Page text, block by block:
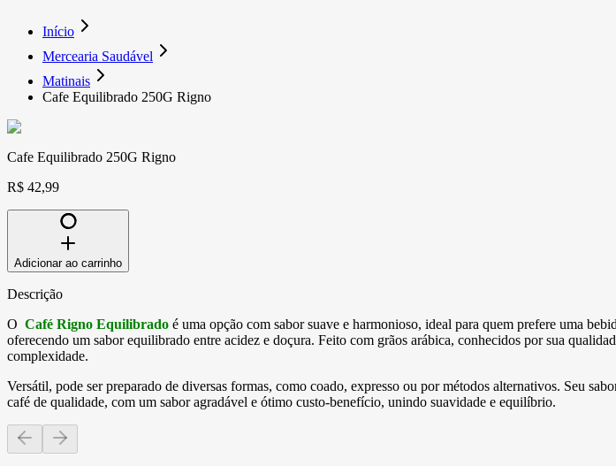
Início
Mercearia Saudável
Matinais
Cafe Equilibrado 250G Rigno
Cafe Equilibrado 250G Rigno
R$ 42,99
Adicionar ao carrinho
Descrição
O Café Rigno Equilibrado é uma opção com sabor suave e harmonioso, ideal para quem prefere uma
oferecendo um sabor equilibrado entre acidez e doçura. Feito com grãos arábica, conhecidos por sua
complexidade.
Versátil, pode ser preparado de diversas formas, como coado, expresso ou por métodos alternativos. Seu
café de qualidade, com um sabor agradável e ótimo custo-benefício, unindo suavidade e equilíbrio.